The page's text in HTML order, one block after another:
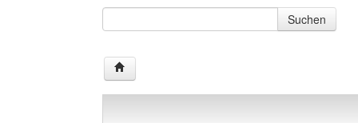
Suche im Forum
Suchen